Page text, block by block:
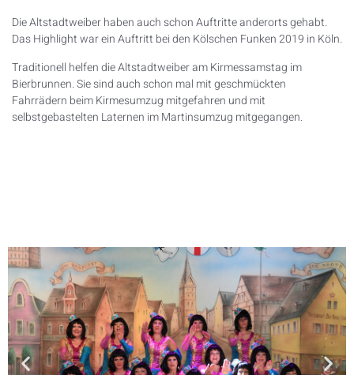
Die Altstadtweiber haben auch schon Auftritte anderorts gehabt.
Das Highlight war ein Auftritt bei den Kölschen Funken 2019 in Köln.
Traditionell helfen die Altstadtweiber am Kirmessamstag im
Bierbrunnen. Sie sind auch schon mal mit geschmückten
Fahrrädern beim Kirmesumzug mitgefahren und mit
selbstgebastelten Laternen im Martinsumzug mitgegangen.